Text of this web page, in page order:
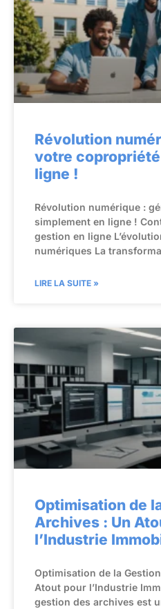
Révolution
votre
ligne !
Révolution numérique :
simplement en ligne !
gestion en ligne
numériques La
LIRE LA SUITE »
Optimisation de
Archives : Un
l’Industrie
Optimisation de la
Atout pour l’Industrie
gestion des archives est